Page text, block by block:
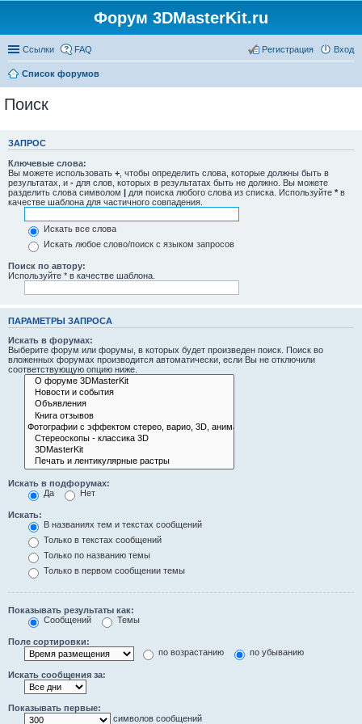
Форум 3DMasterKit.ru
Ссылки FAQ Вход
Регистрация
Список форумов
Поиск
ЗАПРОС
Ключевые слова:
Вы можете использовать + , чтобы определить слова, которые должны быть в
результатах, и - для слов, которых в результатах быть не должно. Вы можете
разделить слова символом | для поиска любого слова из списка. Используйте * в
качестве шаблона для частичного совпадения.
Искать все слова
Искать любое слово/поиск с языком запросов
Поиск по автору:
Используйте * в качестве шаблона.
ПАРАМЕТРЫ ЗАПРОСА
Искать в форумах:
Выберите форум или форумы, в которых будет произведен поиск. Поиск во
вложенных форумах производится автоматически, если Вы не отключили
соответствующую опцию ниже.
Искать в подфорумах:
Да
Нет
Искать:
В названиях тем и текстах сообщений
Только в текстах сообщений
Только по названию темы
Только в первом сообщении темы
Показывать результаты как:
Сообщений
Темы
Поле сортировки:
по возрастанию
по убыванию
Искать сообщения за:
Показывать первые:
символов сообщений